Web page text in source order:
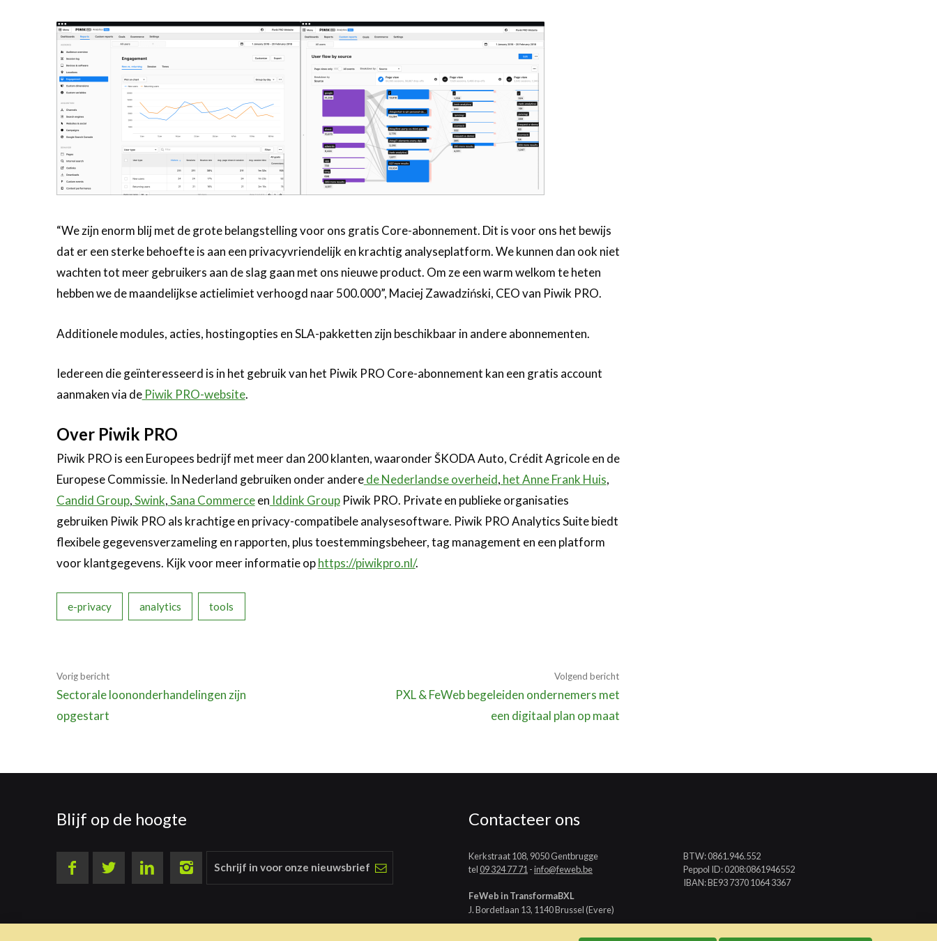
“We zijn enorm blij met de grote belangstelling voor ons gratis Core-abonnement. Dit is voor ons het bewijs
dat er een sterke behoefte is aan een privacyvriendelijk en krachtig analyseplatform. We kunnen dan ook niet
wachten tot meer gebruikers aan de slag gaan met ons nieuwe product. Om ze een warm welkom te heten
hebben we de maandelijkse actielimiet verhoogd naar 500.000”, Maciej Zawadziński, CEO van Piwik PRO.
Additionele modules, acties, hostingopties en SLA-pakketten zijn beschikbaar in andere abonnementen.
Iedereen die geïnteresseerd is in het gebruik van het Piwik PRO Core-abonnement kan een gratis account
aanmaken via dePiwik PRO-website.
Over Piwik PRO
Piwik PRO is een Europees bedrijf met meer dan 200 klanten, waaronder ŠKODA Auto, Crédit Agricole en de
Europese Commissie. In Nederland gebruiken onder anderede Nederlandse overheid, het Anne Frank Huis,
Candid Group,Swink,Sana Commerceen Iddink GroupPiwik PRO. Private en publieke organisaties
gebruiken Piwik PRO als krachtige en privacy-compatibele analysesoftware. Piwik PRO Analytics Suite biedt
flexibele gegevensverzameling en rapporten, plus toestemmingsbeheer, tag management en een platform
voor klantgegevens. Kijk voor meer informatie op https://piwikpro.nl/.
e-privacy analytics tools
Vorig bericht
Sectorale loononderhandelingen zijn
opgestart
Volgend bericht
PXL & FeWeb begeleiden ondernemers met
een digitaal plan op maat
Blijf op de hoogte
Schrijf in voor onze nieuwsbrief
Contacteer ons
Kerkstraat 108, 9050 Gentbrugge
tel09 324 77 71 -info@feweb.be
FeWeb in TransformaBXL
J. Bordetlaan 13, 1140 Brussel (Evere)
BTW: 0861.946.552
Peppol ID: 0208:0861946552
IBAN: BE93 7370 1064 3367